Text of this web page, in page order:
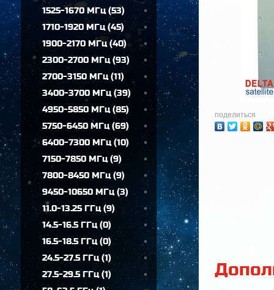
1525-1670 МГц(53)
1710-1920 МГц(45)
1900-2170 МГц(40)
2300-2700 МГц(93)
2700-3150 МГц(11)
3400-3700 МГц(39)
4950-5850 МГц(85)
5750-6450 МГц(69)
6400-7300 МГц(10)
7150-7850 МГц(9)
7800-8450 МГц(9)
9450-10650 МГц(3)
11.0-13.25 ГГц(9)
14.5-16.5 ГГц(0)
16.5-18.5 ГГц(0)
24.5-27.5 ГГц(1)
27.5-29.5 ГГц(1)
поделиться